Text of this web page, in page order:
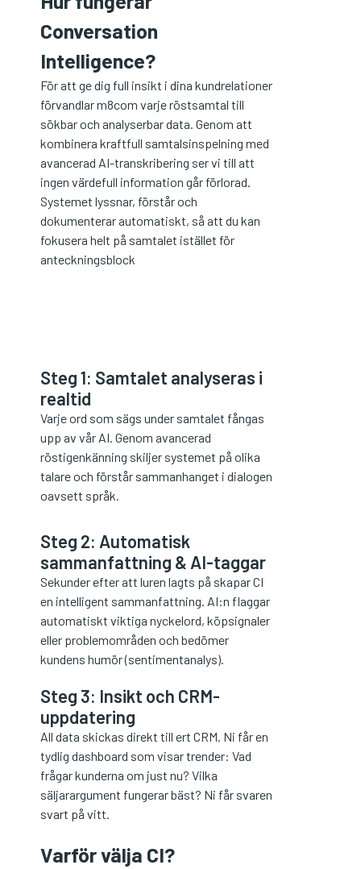
Conversation
Intelligence?
För att ge dig full insikt i dina kundrelationer
förvandlar m8com varje röstsamtal till
sökbar och analyserbar data. Genom att
kombinera kraftfull samtalsinspelning med
avancerad AI-transkribering ser vi till att
ingen värdefull information går förlorad.
Systemet lyssnar, förstår och
dokumenterar automatiskt, så att du kan
fokusera helt på samtalet istället för
anteckningsblock
Steg 1: Samtalet analyseras i
realtid
Varje ord som sägs under samtalet fångas
upp av vår AI. Genom avancerad
röstigenkänning skiljer systemet på olika
talare och förstår sammanhanget i dialogen
oavsett språk.
Steg 2: Automatisk
sammanfattning & AI-taggar
Sekunder efter att luren lagts på skapar CI
en intelligent sammanfattning. AI:n flaggar
automatiskt viktiga nyckelord, köpsignaler
eller problemområden och bedömer
kundens humör (sentimentanalys).
Steg 3: Insikt och CRM-
uppdatering
All data skickas direkt till ert CRM. Ni får en
tydlig dashboard som visar trender: Vad
frågar kunderna om just nu? Vilka
säljarargument fungerar bäst? Ni får svaren
svart på vitt.
Varför välja CI?